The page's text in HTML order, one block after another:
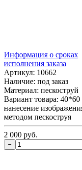
Информация о сроках
исполнения заказа
Артикул: 10662
Наличие: под заказ
Материал: пескоструй
Вариант товара: 40*60
нанесение
методом пескоструя
2 000 руб.